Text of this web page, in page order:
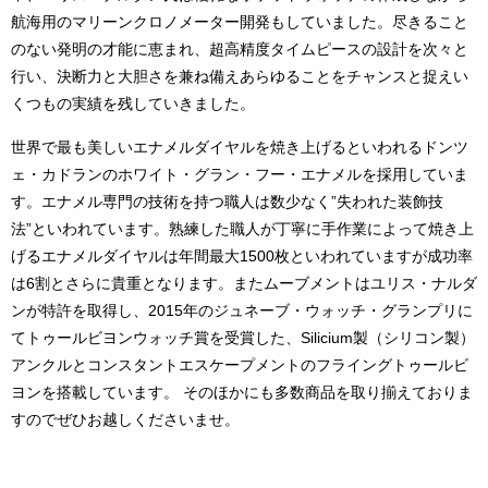
航海用のマリーンクロノメーター開発もしていました。尽きること
のない発明の才能に恵まれ、超高精度タイムピースの設計を次々と
行い、決断力と大胆さを兼ね備えあらゆることをチャンスと捉えい
くつもの実績を残していきました。
世界で最も美しいエナメルダイヤルを焼き上げるといわれるドンツ
ェ・カドランのホワイト・グラン・フー・エナメルを採用していま
す。エナメル専門の技術を持つ職人は数少なく”失われた装飾技
法”といわれています。熟練した職人が丁寧に手作業によって焼き上
げるエナメルダイヤルは年間最大1500枚といわれていますが成功率
は6割とさらに貴重となります。またムーブメントはユリス・ナルダ
ンが特許を取得し、2015年のジュネーブ・ウォッチ・グランプリに
てトゥールビヨンウォッチ賞を受賞した、Silicium製（シリコン製）
アンクルとコンスタントエスケープメントのフライングトゥールビ
ヨンを搭載しています。 そのほかにも多数商品を取り揃えておりま
すのでぜひお越しくださいませ。